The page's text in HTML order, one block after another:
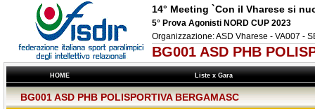
14° Meeting `Con il Vharese si
5° Prova Agonisti NORD CUP 2023
Organizzazione: ASD Vharese - VA007 -
BG001 ASD PHB
HOME Liste x Gara
BG001 ASD PHB POLISPORTIVA BERGAMASC